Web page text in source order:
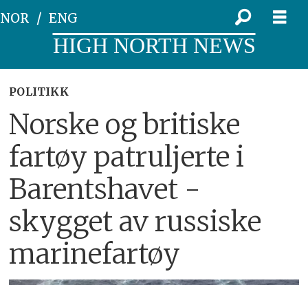
NOR ENG
HIGH NORTH NEWS
POLITIKK
Norske og britiske
fartøy patruljerte i
Barentshavet -
skygget av russiske
marinefartøy